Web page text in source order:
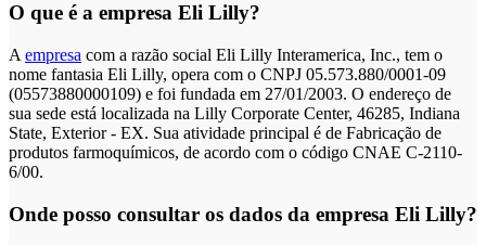
O que é a empresa Eli Lilly?
A empresa com a razão social Eli Lilly Interamerica, Inc., tem o
nome fantasia Eli Lilly, opera com o CNPJ 05.573.880/0001-09
(05573880000109) e foi fundada em 27/01/2003. O endereço de
sua sede está localizada na Lilly Corporate Center, 46285, Indiana
State, Exterior - EX. Sua atividade principal é de Fabricação de
produtos farmoquímicos, de acordo com o código CNAE C-2110-
6/00.
Onde posso consultar os dados da empresa Eli Lilly?